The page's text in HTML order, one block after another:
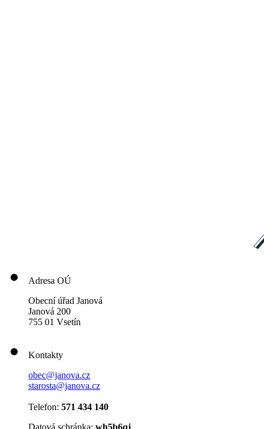
Adresa OÚ
Obecní úřad Janová
Janová 200
755 01 Vsetín
Kontakty
obec@janova.cz
starosta@janova.cz
Telefon: 571 434 140